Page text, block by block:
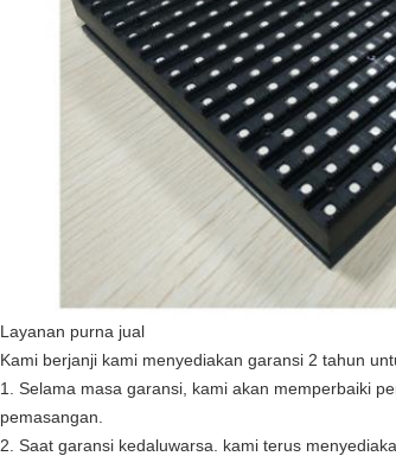
Layanan purna jual
Kami berjanji kami menyediakan garansi 2 tahun
1. Selama masa garansi, kami akan memperbaiki
pemasangan.
2. Saat garansi kedaluwarsa. kami terus